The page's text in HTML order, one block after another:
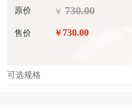
原价 ￥ 730.00
售价 ￥ 730.00
可选规格